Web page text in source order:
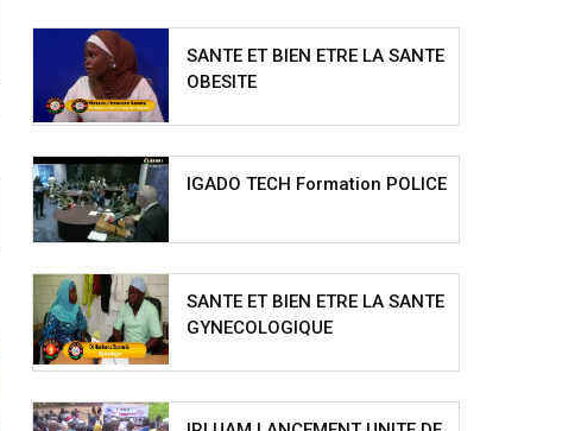
SANTE ET BIEN ETRE LA SANTE
OBESITE
IGADO TECH Formation POLICE
SANTE ET BIEN ETRE LA SANTE
GYNECOLOGIQUE